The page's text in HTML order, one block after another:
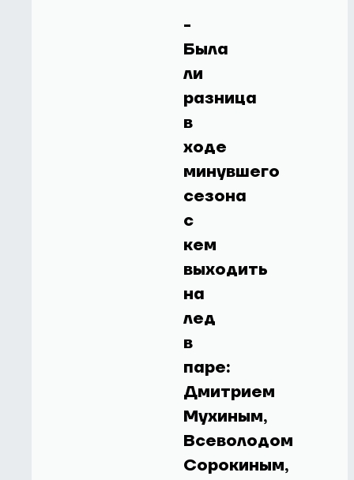
-
Была
ли
разница
в
ходе
минувшего
сезона
с
кем
выходить
на
лед
в
паре:
Дмитрием
Мухиным,
Всеволодом
Сорокиным,